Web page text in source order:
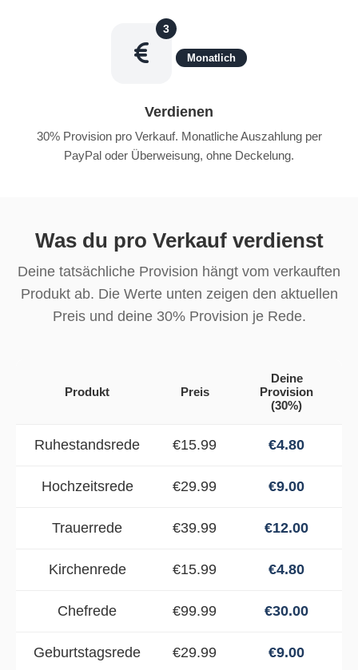
3
Monatlich
Verdienen
30% Provision pro Verkauf. Monatliche Auszahlung per
PayPal oder Überweisung, ohne Deckelung.
Was du pro Verkauf verdienst
Deine tatsächliche Provision hängt vom verkauften
Produkt ab. Die Werte unten zeigen den aktuellen
Preis und deine 30% Provision je Rede.
Produkt Preis
Deine
Provision
(30%)
Ruhestandsrede €15.99 €4.80
Hochzeitsrede €29.99 €9.00
Trauerrede €39.99 €12.00
Kirchenrede €15.99 €4.80
Chefrede €99.99 €30.00
Geburtstagsrede €29.99 €9.00